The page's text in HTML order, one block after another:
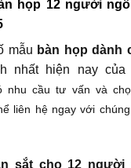
họp 12 người
mẫu bàn họp dành
nhất hiện nay
nhu cầu tư vấn và
liên hệ ngay với
sắt cho 12 người